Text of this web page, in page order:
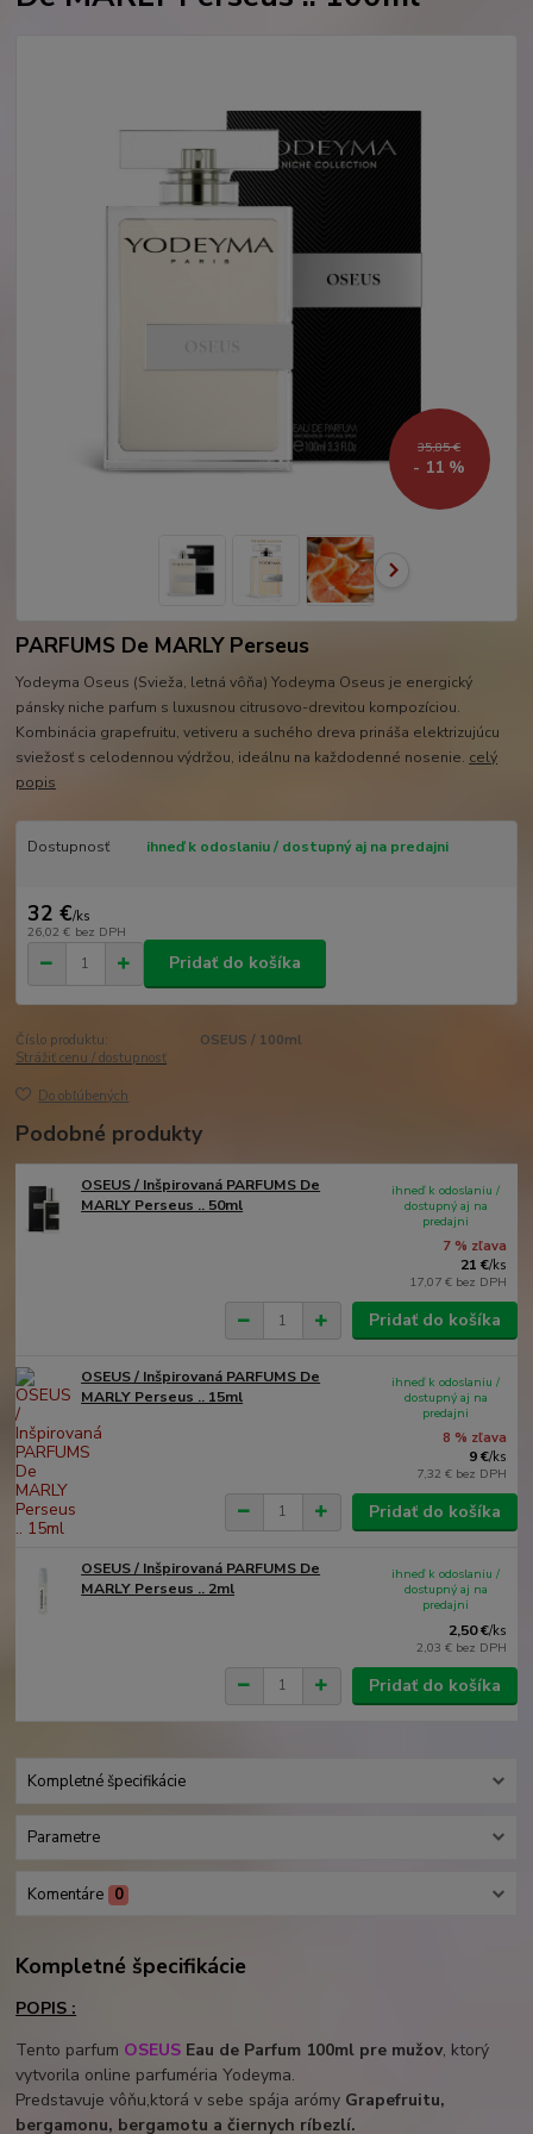
35,85 €
- 11 %
PARFUMS De MARLY Perseus
Yodeyma Oseus (Svieža, letná vôňa) Yodeyma Oseus je energický
pánsky niche parfum s luxusnou citrusovo-drevitou kompozíciou.
Kombinácia grapefruitu, vetiveru a suchého dreva prináša elektrizujúcu
sviežosť s celodennou výdržou, ideálnu na každodenné nosenie. celý
popis
Dostupnosť ihneď k odoslaniu / dostupný aj na predajni
32 €/ks
26,02 € bez DPH
Pridať do košíka
Číslo produktu:
OSEUS / 100ml
Strážiť cenu / dostupnosť
Do obľúbených
Podobné produkty
OSEUS / Inšpirovaná PARFUMS De
MARLY Perseus .. 50ml
7 % zľava
21 €/ks
17,07 € bez DPH
ihneď k odoslaniu /
dostupný aj na
predajni
Pridať do košíka
OSEUS / Inšpirovaná PARFUMS De
MARLY Perseus .. 15ml
8 % zľava
9 €/ks
7,32 € bez DPH
ihneď k odoslaniu /
dostupný aj na
predajni
Pridať do košíka
OSEUS / Inšpirovaná PARFUMS De
MARLY Perseus .. 2ml
2,50 €/ks
2,03 € bez DPH
ihneď k odoslaniu /
dostupný aj na
predajni
Pridať do košíka
Kompletné špecifikácie
Parametre
Komentáre 0
Kompletné špecifikácie
POPIS :
Tento parfum OSEUS Eau de Parfum 100ml pre mužov, ktorý
vytvorila online parfuméria Yodeyma.
Predstavuje vôňu,ktorá v sebe spája arómy Grapefruitu,
bergamonu, bergamotu a čiernych ríbezlí.